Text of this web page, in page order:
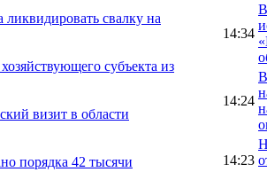
ликвидировать свалку на
субъекта из
визит в области
порядка 42 тысячи
14:34
14:24
14:23